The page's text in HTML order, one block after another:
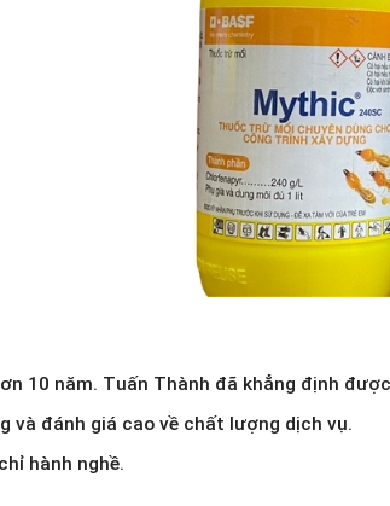
10 năm. Tuấn Thành đã khẳng định
và đánh giá cao về chất lượng dịch vụ.
hành nghề.